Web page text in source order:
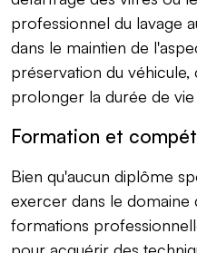
professionnel du lavage
dans le maintien de
préservation du véhicule,
prolonger la durée de
Formation et
Bien qu'aucun diplôme
exercer dans le domaine
formations